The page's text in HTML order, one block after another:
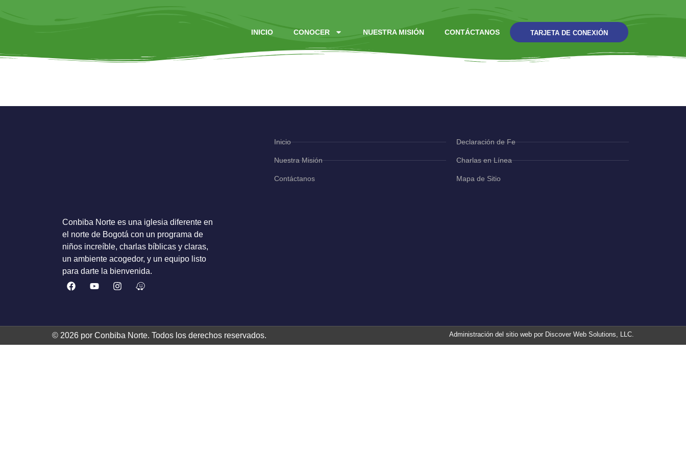
INICIO CONOCER NUESTRA MISIÓN CONTÁCTANOS TARJETA DE CONEXIÓN
Conbiba Norte es una iglesia diferente en
el norte de Bogotá con un programa de
niños increíble, charlas bíblicas y claras,
un ambiente acogedor, y un equipo listo
para darte la bienvenida.
Inicio
Nuestra Misión
Contáctanos
Declaración de Fe
Charlas en Línea
Mapa de Sitio
© 2026 por Conbiba Norte. Todos los derechos reservados. Administración del sitio web por Discover Web Solutions, LLC.